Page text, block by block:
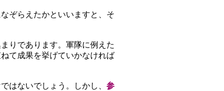
ぞらえたかといいますと、そ
りであります。軍隊に例えた
て成果を挙げていかなければ
はないでしょう。しかし、参